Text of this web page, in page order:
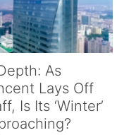
As
Lays Off
Is Its ‘Winter’